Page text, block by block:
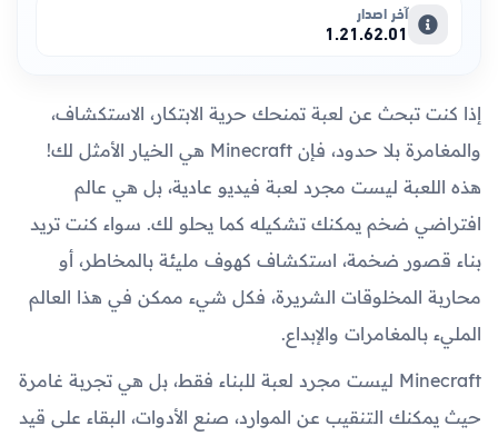
آخر اصدار
1.21.62.01
إذا كنت تبحث عن لعبة تمنحك حرية الابتكار، الاستكشاف،
والمغامرة بلا حدود، فإن Minecraft هي الخيار الأمثل لك!
هذه اللعبة ليست مجرد لعبة فيديو عادية، بل هي عالم
افتراضي ضخم يمكنك تشكيله كما يحلو لك. سواء كنت تريد
بناء قصور ضخمة، استكشاف كهوف مليئة بالمخاطر، أو
محاربة المخلوقات الشريرة، فكل شيء ممكن في هذا العالم
المليء بالمغامرات والإبداع.
Minecraft ليست مجرد لعبة للبناء فقط، بل هي تجربة غامرة
حيث يمكنك التنقيب عن الموارد، صنع الأدوات، البقاء على قيد